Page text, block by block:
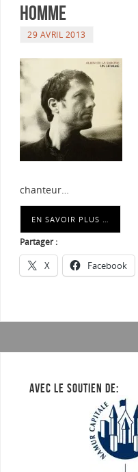
homme
29 AVRIL 2013
chanteur…
EN SAVOIR PLUS …
Partager :
X Facebook
AVEC LE SOUTIEN DE: